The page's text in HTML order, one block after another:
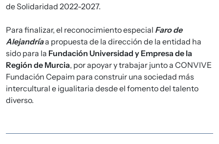
de Solidaridad 2022-2027.
Para finalizar, el reconocimiento especial Faro de
Alejandríaa propuesta de la dirección de la entidad ha
sido para la Fundación Universidad y Empresa de la
Región de Murcia, por apoyar y trabajar junto a CONVIVE
Fundación Cepaim para construir una sociedad más
intercultural e igualitaria desde el fomento del talento
diverso.